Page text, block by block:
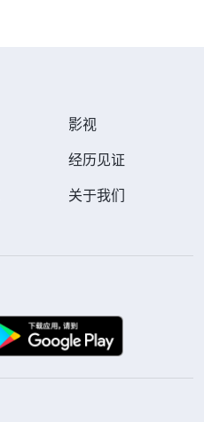
影视
经历见证
关于我们